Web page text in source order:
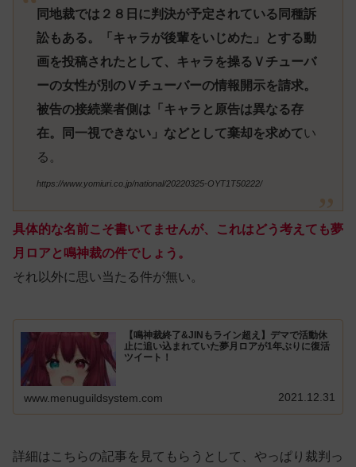
同地裁では２８日に判決が予定されている同種訴
訟もある。「キャラが後輩をいじめた」とする動
画を投稿されたとして、キャラを操るＶチューバ
ーの女性が別のＶチューバーの情報開示を請求。
被告の接続業者側は「キャラと原告は異なる存
在。同一視できない」などとして棄却を求めてい
る。
https://www.yomiuri.co.jp/national/20220325-OYT1T50222/
具体的な名前こそ書いてませんが、これはどう考えても夢
月ロアと鳴神裁の件でしょう。
それ以外に思い当たる件が無い。
【鳴神裁終了&JINもライン超え】デマで活動休
止に追い込まれていた夢月ロアが1年ぶりに復活
ツイート！
www.menuguildsystem.com 2021.12.31
詳細はこちらの記事を見てもらうとして、やっぱり裁判っ